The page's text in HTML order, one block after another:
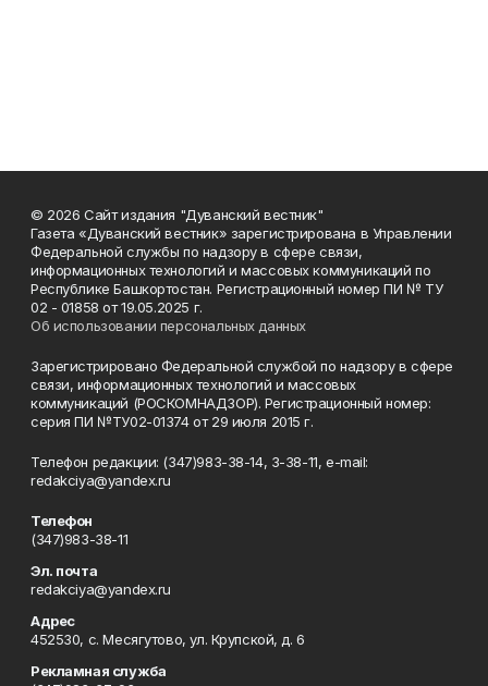
© 2026 Сайт издания "Дуванский вестник"
Газета «Дуванский вестник» зарегистрирована в Управлении
Федеральной службы по надзору в сфере связи,
информационных технологий и массовых коммуникаций по
Республике Башкортостан. Регистрационный номер ПИ № ТУ
02 - 01858 от 19.05.2025 г.
Об использовании персональных данных
Зарегистрировано Федеральной службой по надзору в сфере
связи, информационных технологий и массовых
коммуникаций (РОСКОМНАДЗОР). Регистрационный номер:
серия ПИ №ТУ02-01374 от 29 июля 2015 г.
Телефон редакции: (347)983-38-14, 3-38-11, e-mail:
redakciya@yandex.ru
Телефон
(347)983-38-11
Эл. почта
redakciya@yandex.ru
Адрес
452530, с. Месягутово, ул. Крупской, д. 6
Рекламная служба